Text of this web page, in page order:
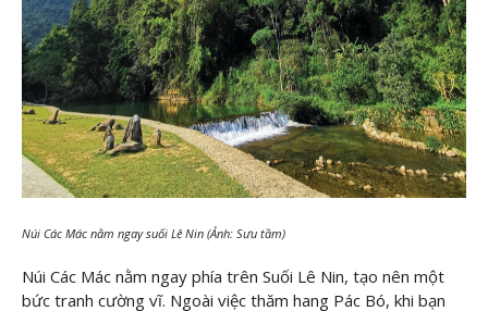
Núi Các Mác nằm ngay suối Lê Nin (Ảnh: Sưu tầm)
Núi Các Mác nằm ngay phía trên Suối Lê Nin, tạo nên một
bức tranh cường vĩ. Ngoài việc thăm hang Pác Bó, khi bạn